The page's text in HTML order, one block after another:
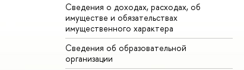
Сведения о доходах, расходах, об
имуществе и обязательствах
имущественного характера
Сведения об образовательной
организации